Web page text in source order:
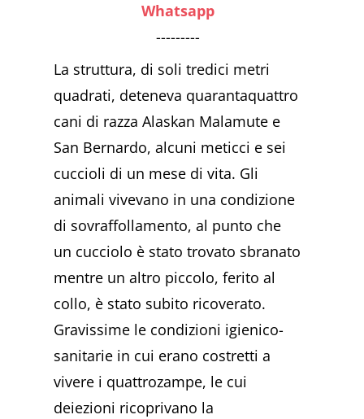
Whatsapp
---------
La struttura, di soli tredici metri
quadrati, deteneva quarantaquattro
cani di razza Alaskan Malamute e
San Bernardo, alcuni meticci e sei
cuccioli di un mese di vita. Gli
animali vivevano in una condizione
di sovraffollamento, al punto che
un cucciolo è stato trovato sbranato
mentre un altro piccolo, ferito al
collo, è stato subito ricoverato.
Gravissime le condizioni igienico-
sanitarie in cui erano costretti a
vivere i quattrozampe, le cui
deiezioni ricoprivano la